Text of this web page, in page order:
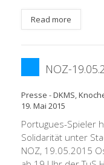
Read more
NOZ-
Presse -DKMS
19. Mai 2015
Portugues-Spieler
Solidarität unter
NOZ, 19.05.2015